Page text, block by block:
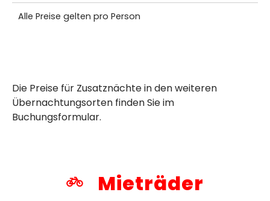
Alle Preise gelten pro Person
Die Preise für Zusatznächte in den weiteren
Übernachtungsorten finden Sie im
Buchungsformular.
Mieträder